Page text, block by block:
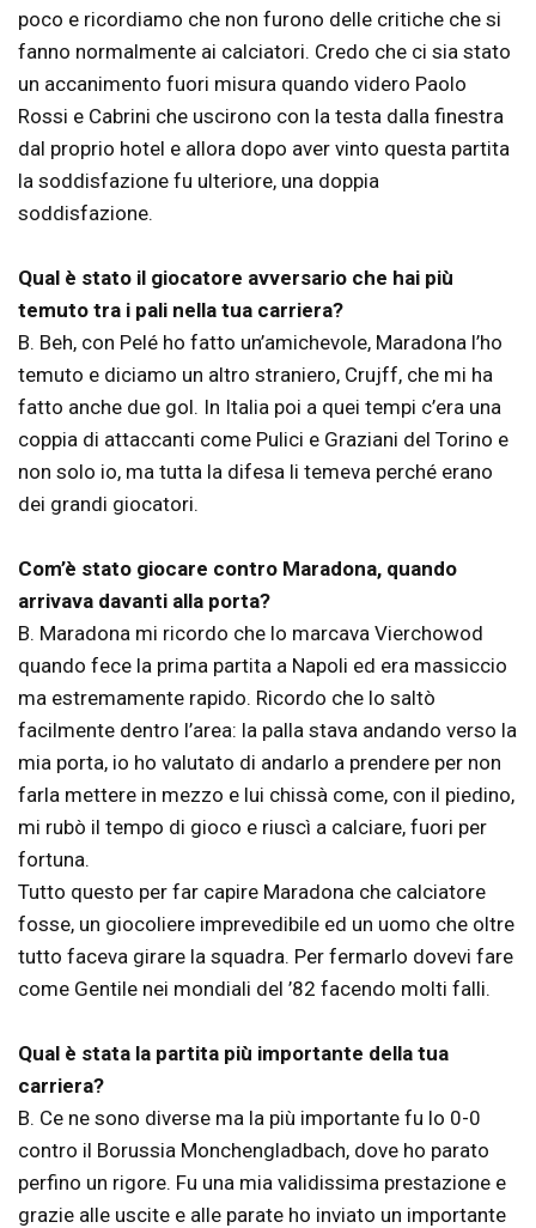
poco e ricordiamo che non furono delle critiche che si
fanno normalmente ai calciatori. Credo che ci sia stato
un accanimento fuori misura quando videro Paolo
Rossi e Cabrini che uscirono con la testa dalla finestra
dal proprio hotel e allora dopo aver vinto questa partita
la soddisfazione fu ulteriore, una doppia
soddisfazione.
Qual è stato il giocatore avversario che hai più
temuto tra i pali nella tua carriera?
B. Beh, con Pelé ho fatto un’amichevole, Maradona l’ho
temuto e diciamo un altro straniero, Crujff, che mi ha
fatto anche due gol. In Italia poi a quei tempi c’era una
coppia di attaccanti come Pulici e Graziani del Torino e
non solo io, ma tutta la difesa li temeva perché erano
dei grandi giocatori.
Com’è stato giocare contro Maradona, quando
arrivava davanti alla porta?
B. Maradona mi ricordo che lo marcava Vierchowod
quando fece la prima partita a Napoli ed era massiccio
ma estremamente rapido. Ricordo che lo saltò
facilmente dentro l’area: la palla stava andando verso la
mia porta, io ho valutato di andarlo a prendere per non
farla mettere in mezzo e lui chissà come, con il piedino,
mi rubò il tempo di gioco e riuscì a calciare, fuori per
fortuna.
Tutto questo per far capire Maradona che calciatore
fosse, un giocoliere imprevedibile ed un uomo che oltre
tutto faceva girare la squadra. Per fermarlo dovevi fare
come Gentile nei mondiali del ’82 facendo molti falli.
Qual è stata la partita più importante della tua
carriera?
B. Ce ne sono diverse ma la più importante fu lo 0-0
contro il Borussia Monchengladbach, dove ho parato
perfino un rigore. Fu una mia validissima prestazione e
grazie alle uscite e alle parate ho inviato un importante